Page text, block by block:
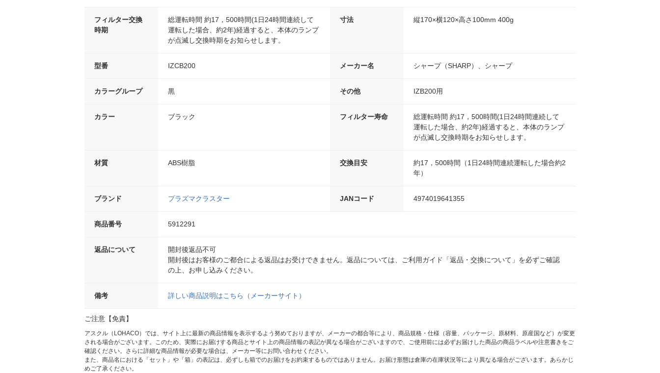
フィルター交換
時期
総運転時間 約17，500時間(1日24時間連続して
運転した場合、約2年)経過すると、本体のランプ
が点滅し交換時期をお知らせします。
寸法 縦170×横120×高さ100mm 400g
型番 IZCB200 メーカー名 シャープ（SHARP）、シャープ
カラーグループ 黒 その他 IZB200用
カラー ブラック フィルター寿命
総運転時間 約17，500時間(1日24時間連続して
運転した場合、約2年)経過すると、本体のランプ
が点滅し交換時期をお知らせします。
材質 ABS樹脂 交換目安
約17，500時間（1日24時間連続運転した場合約2
年）
ブランド プラズマクラスター JANコード 4974019641355
商品番号 5912291
返品について
開封後返品不可
開封後はお客様のご都合による返品はお受けできません。返品については、ご利用ガイド「返品・交換について」を必ずご確認
の上、お申し込みください。
備考 詳しい商品説明はこちら（メーカーサイト）
ご注意【免責】
アスクル（LOHACO）では、サイト上に最新の商品情報を表示するよう努めておりますが、メーカーの都合等により、商品規格・仕様（容量、パッケージ、原材料、原産国など）が変更
される場合がございます。このため、実際にお届けする商品とサイト上の商品情報の表記が異なる場合がございますので、ご使用前には必ずお届けした商品の商品ラベルや注意書きをご
確認ください。さらに詳細な商品情報が必要な場合は、メーカー等にお問い合わせください。
また、商品名における「セット」や「箱」の表記は、必ずしも箱でのお届けをお約束するものではありません。お届け形態は倉庫の在庫状況等により異なる場合がございます。あらかじ
めご了承ください。